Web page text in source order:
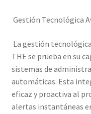
Gestión Tecnológica
La gestión
THE se prueba en su
sistemas de
automáticas. Esta
eficaz y proactiva al
alertas instantáneas